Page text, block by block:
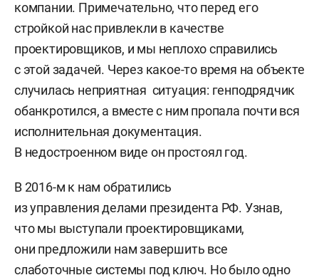
компании. Примечательно, что перед его
стройкой нас привлекли в качестве
проектировщиков, и мы неплохо справились
с этой задачей. Через какое-то время на объекте
случилась неприятная ситуация: генподрядчик
обанкротился, а вместе с ним пропала почти вся
исполнительная документация.
В недостроенном виде он простоял год.
В 2016-м к нам обратились
из управления делами президента РФ. Узнав,
что мы выступали проектировщиками,
они предложили нам завершить все
слаботочные системы под ключ. Но было одно